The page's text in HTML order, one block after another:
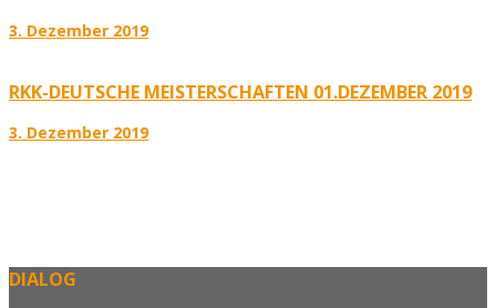
3. Dezember 2019
RKK-DEUTSCHE MEISTERSCHAFTEN 01.DEZEMBER 2019
3. Dezember 2019
DIALOG